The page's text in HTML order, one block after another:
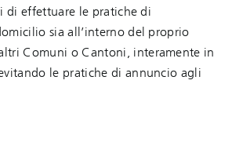
di effettuare le pratiche di
sia all’interno del proprio
Comuni o Cantoni, interamente in
le pratiche di annuncio agli